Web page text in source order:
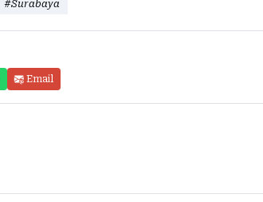
#Surabaya
Email